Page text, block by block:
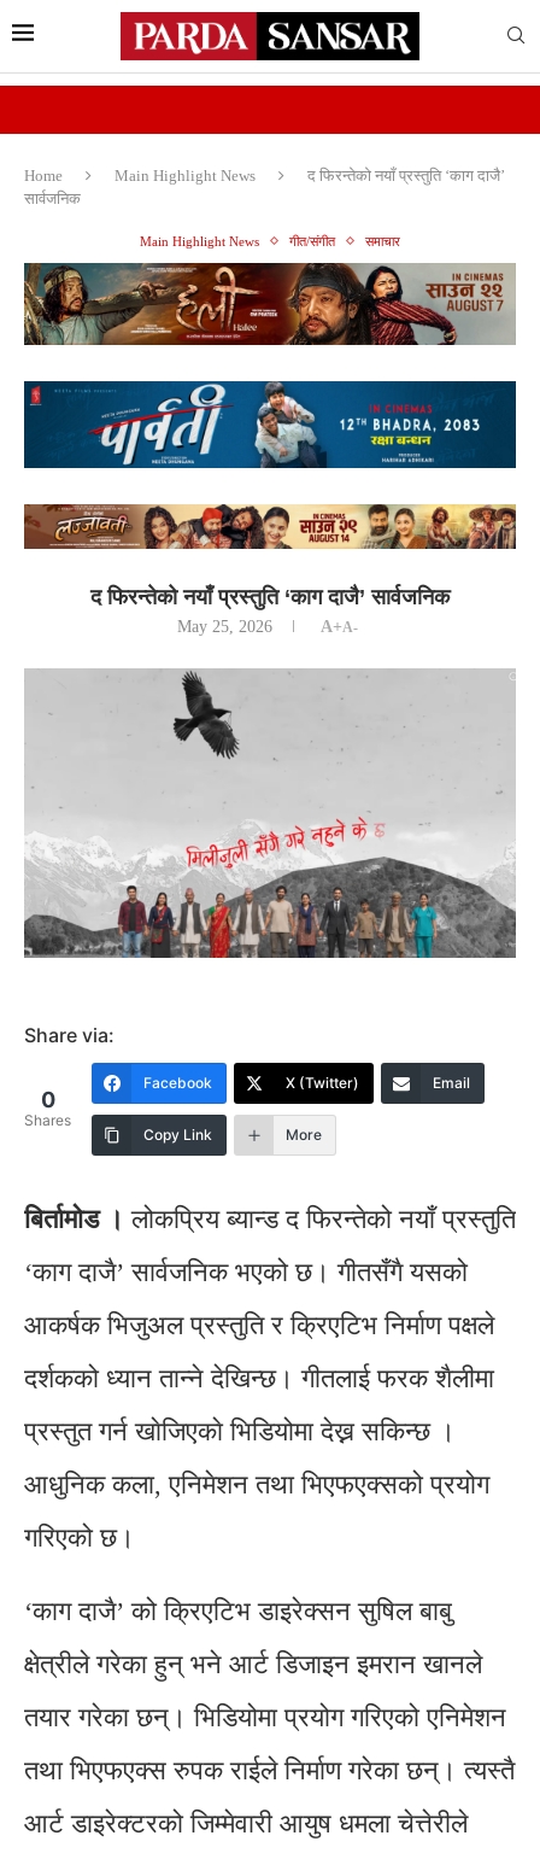
Home Main Highlight News
द फिरन्तेको नयाँ प्रस्तुति ‘काग दाजै’
सार्वजनिक
Main Highlight News गीत/संगीत समाचार
द फिरन्तेको नयाँ प्रस्तुति ‘काग दाजै’ सार्वजनिक
May 25, 2026 A+A-
Share via:
0
Shares
Facebook X (Twitter) Email
Copy Link More
बिर्तामाेड । लोकप्रिय ब्यान्ड द फिरन्तेको नयाँ प्रस्तुति
‘काग दाजै’ सार्वजनिक भएको छ। गीतसँगै यसको
आकर्षक भिजुअल प्रस्तुति र क्रिएटिभ निर्माण पक्षले
दर्शकको ध्यान तान्ने देखिन्छ। गीतलाई फरक शैलीमा
प्रस्तुत गर्न खाेजिएकाे भिडियोमा देख्न सकिन्छ ।
आधुनिक कला, एनिमेशन तथा भिएफएक्सको प्रयोग
गरिएको छ।
‘काग दाजै’ को क्रिएटिभ डाइरेक्सन सुषिल बाबु
क्षेत्रीले गरेका हुन् भने आर्ट डिजाइन इमरान खानले
तयार गरेका छन्। भिडियोमा प्रयोग गरिएको एनिमेशन
तथा भिएफएक्स रुपक राईले निर्माण गरेका छन्। त्यस्तै
आर्ट डाइरेक्टरको जिम्मेवारी आयुष धमला चेत्तेरीले